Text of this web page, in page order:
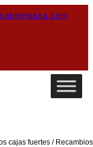
cajas fuertes / Recambios